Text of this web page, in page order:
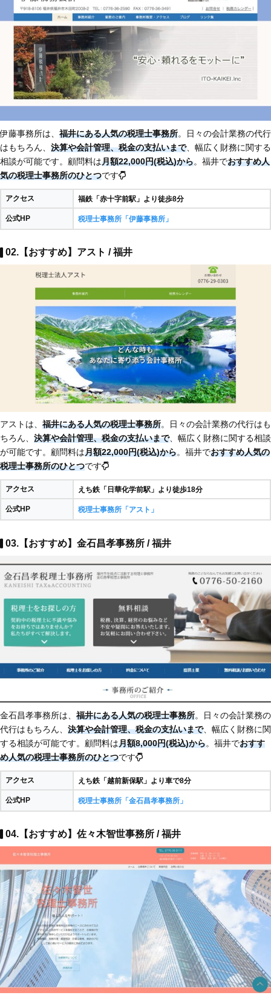
伊藤事務所は、 福井にある人気の税理士事務所。日々の会計業務の代行
はもちろん、 決算や会計管理、税金の支払いまで、幅広く財務に関する
相談が可能です。顧問料は月額22,000円(税込)から。福井でおすすめ人
気の税理士事務所のひとつです
アクセス 福鉄「赤十字前駅」より徒歩8分​
公式HP 税理士事務所「伊藤事務所」
02.【おすすめ】アスト / 福井
アストは、 福井にある人気の税理士事務所。日々の会計業務の代行はも
ちろん、 決算や会計管理、税金の支払いまで、幅広く財務に関する相談
が可能です。顧問料は月額22,000円(税込)から。福井でおすすめ人気の
税理士事務所のひとつです
アクセス えち鉄「日華化学前駅」より徒歩18分​
公式HP 税理士事務所「アスト」
03.【おすすめ】金石昌孝事務所 / 福井
金石昌孝事務所は、 福井にある人気の税理士事務所。日々の会計業務の
代行はもちろん、 決算や会計管理、税金の支払いまで、幅広く財務に関
する相談が可能です。顧問料は月額8,000円(税込)から。福井でおすす
め人気の税理士事務所のひとつです
アクセス えち鉄「越前新保駅」より車で8分​​
公式HP 税理士事務所「金石昌孝事務所」
04.【おすすめ】佐々木智世事務所 / 福井